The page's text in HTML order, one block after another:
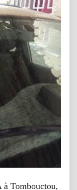
Tombouctou,